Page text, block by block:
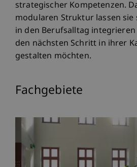
strategischer Kompetenzen.
modularen Struktur lassen sie
in den Berufsalltag
den nächsten Schritt in ihrer
gestalten möchten.
Fachgebiete